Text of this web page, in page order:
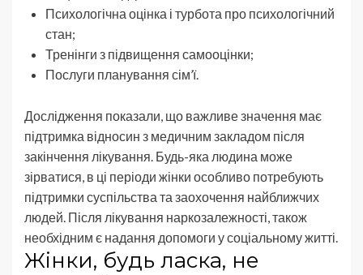
Психологічна оцінка і турбота про психологічний
стан;
Тренінги з підвищення самооцінки;
Послуги планування сім’ї.
Дослідження показали, що важливе значення має
підтримка відносин з медичним закладом після
закінчення лікування. Будь-яка людина може
зірватися, в ці періоди жінки особливо потребують
підтримки суспільства та заохочення найближчих
людей. Після лікування наркозалежності, також
необхідним є надання допомоги у соціальному житті.
Жінки, будь ласка, не